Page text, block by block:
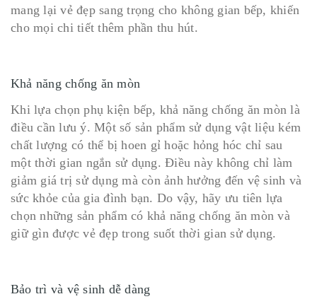
mang lại vẻ đẹp sang trọng cho không gian bếp, khiến
cho mọi chi tiết thêm phần thu hút.
Khả năng chống ăn mòn
Khi lựa chọn phụ kiện bếp, khả năng chống ăn mòn là
điều cần lưu ý. Một số sản phẩm sử dụng vật liệu kém
chất lượng có thể bị hoen gỉ hoặc hỏng hóc chỉ sau
một thời gian ngắn sử dụng. Điều này không chỉ làm
giảm giá trị sử dụng mà còn ảnh hưởng đến vệ sinh và
sức khỏe của gia đình bạn. Do vậy, hãy ưu tiên lựa
chọn những sản phẩm có khả năng chống ăn mòn và
giữ gìn được vẻ đẹp trong suốt thời gian sử dụng.
Bảo trì và vệ sinh dễ dàng